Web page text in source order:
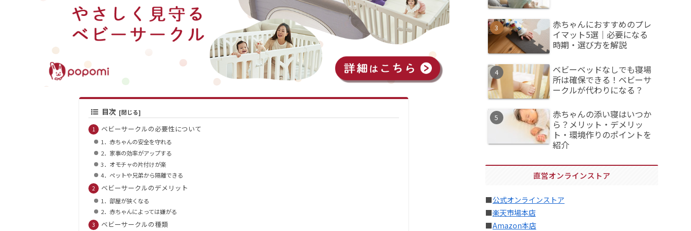
目次
ベビーサークルの必要性について
1．赤ちゃんの安全を守れる
2．家事の効率がアップする
3．オモチャの片付けが楽
4．ペットや兄弟から隔離できる
ベビーサークルのデメリット
1．部屋が狭くなる
2．赤ちゃんによっては嫌がる
ベビーサークルの種類
赤ちゃんにおすすめのプレ
イマット5選｜必要になる
時期・選び方を解説
ベビーベッドなしでも寝場
所は確保できる！ベビーサ
ークルが代わりになる？
赤ちゃんの添い寝はいつか
ら？メリット・デメリッ
ト・環境作りのポイントを
紹介
直営オンラインストア
■公式オンラインストア
■楽天市場本店
■Amazon本店